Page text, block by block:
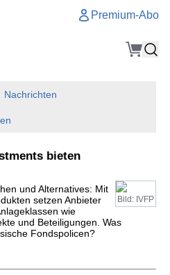
Premium-Abo
Nachrichten
bieten
Bild: IVFP
und Alternatives: Mit
setzen Anbieter
wie
und Beteiligungen. Was
Fondspolicen?